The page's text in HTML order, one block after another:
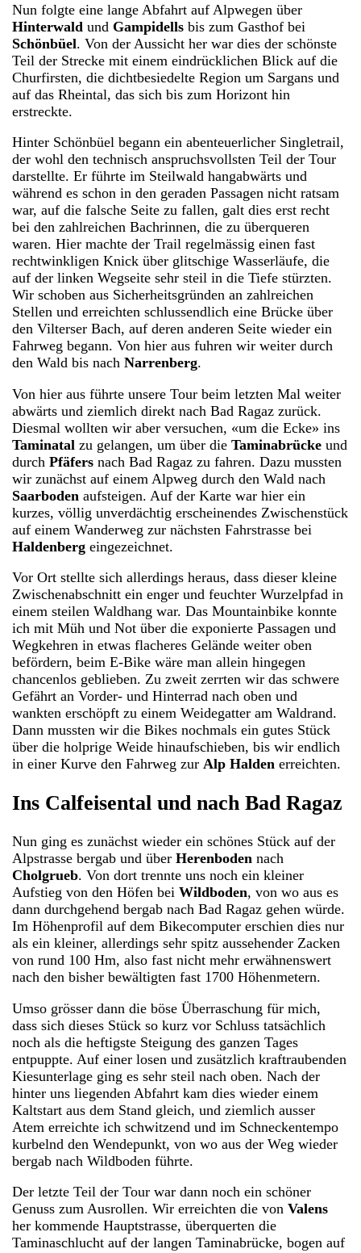
Nun folgte eine lange Abfahrt auf Alpwegen über
Hinterwald und Gampidells bis zum Gasthof bei
Schönbüel. Von der Aussicht her war dies der schönste
Teil der Strecke mit einem eindrücklichen Blick auf die
Churfirsten, die dichtbesiedelte Region um Sargans und
auf das Rheintal, das sich bis zum Horizont hin
erstreckte.
Hinter Schönbüel begann ein abenteuerlicher Singletrail,
der wohl den technisch anspruchsvollsten Teil der Tour
darstellte. Er führte im Steilwald hangabwärts und
während es schon in den geraden Passagen nicht ratsam
war, auf die falsche Seite zu fallen, galt dies erst recht
bei den zahlreichen Bachrinnen, die zu überqueren
waren. Hier machte der Trail regelmässig einen fast
rechtwinkligen Knick über glitschige Wasserläufe, die
auf der linken Wegseite sehr steil in die Tiefe stürzten.
Wir schoben aus Sicherheitsgründen an zahlreichen
Stellen und erreichten schlussendlich eine Brücke über
den Vilterser Bach, auf deren anderen Seite wieder ein
Fahrweg begann. Von hier aus fuhren wir weiter durch
den Wald bis nachNarrenberg.
Von hier aus führte unsere Tour beim letzten Mal weiter
abwärts und ziemlich direkt nach Bad Ragaz zurück.
Diesmal wollten wir aber versuchen, «um die Ecke» ins
Taminatal zu gelangen, um über dieTaminabrücke und
durchPfäfers nach Bad Ragaz zu fahren. Dazu mussten
wir zunächst auf einem Alpweg durch den Wald nach
Saarboden aufsteigen. Auf der Karte war hier ein
kurzes, völlig unverdächtig erscheinendes Zwischenstück
auf einem Wanderweg zur nächsten Fahrstrasse bei
Haldenberg eingezeichnet.
Vor Ort stellte sich allerdings heraus, dass dieser kleine
Zwischenabschnitt ein enger und feuchter Wurzelpfad in
einem steilen Waldhang war. Das Mountainbike konnte
ich mit Müh und Not über die exponierte Passagen und
Wegkehren in etwas flacheres Gelände weiter oben
befördern, beim E-Bike wäre man allein hingegen
chancenlos geblieben. Zu zweit zerrten wir das schwere
Gefährt an Vorder- und Hinterrad nach oben und
wankten erschöpft zu einem Weidegatter am Waldrand.
Dann mussten wir die Bikes nochmals ein gutes Stück
über die holprige Weide hinaufschieben, bis wir endlich
in einer Kurve den Fahrweg zurAlp Halden erreichten.
Ins Calfeisental und nach Bad Ragaz
Nun ging es zunächst wieder ein schönes Stück auf der
Alpstrasse bergab und überHerenboden nach
Cholgrueb. Von dort trennte uns noch ein kleiner
Aufstieg von den Höfen beiWildboden, von wo aus es
dann durchgehend bergab nach Bad Ragaz gehen würde.
Im Höhenprofil auf dem Bikecomputer erschien dies nur
als ein kleiner, allerdings sehr spitz aussehender Zacken
von rund 100 Hm, also fast nicht mehr erwähnenswert
nach den bisher bewältigten fast 1700 Höhenmetern.
Umso grösser dann die böse Überraschung für mich,
dass sich dieses Stück so kurz vor Schluss tatsächlich
noch als die heftigste Steigung des ganzen Tages
entpuppte. Auf einer losen und zusätzlich kraftraubenden
Kiesunterlage ging es sehr steil nach oben. Nach der
hinter uns liegenden Abfahrt kam dies wieder einem
Kaltstart aus dem Stand gleich, und ziemlich ausser
Atem erreichte ich schwitzend und im Schneckentempo
kurbelnd den Wendepunkt, von wo aus der Weg wieder
bergab nach Wildboden führte.
Der letzte Teil der Tour war dann noch ein schöner
Genuss zum Ausrollen. Wir erreichten die vonValens
her kommende Hauptstrasse, überquerten die
Taminaschlucht auf der langen Taminabrücke, bogen auf